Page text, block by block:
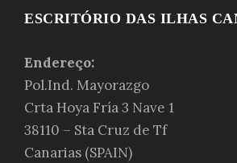
ESCRITÓRIO DAS ILHAS
Endereço:
Pol.Ind. Mayorazgo
Crta Hoya Fría 3 Nave 1
38110 – Sta Cruz de Tf
Canarias (SPAIN)